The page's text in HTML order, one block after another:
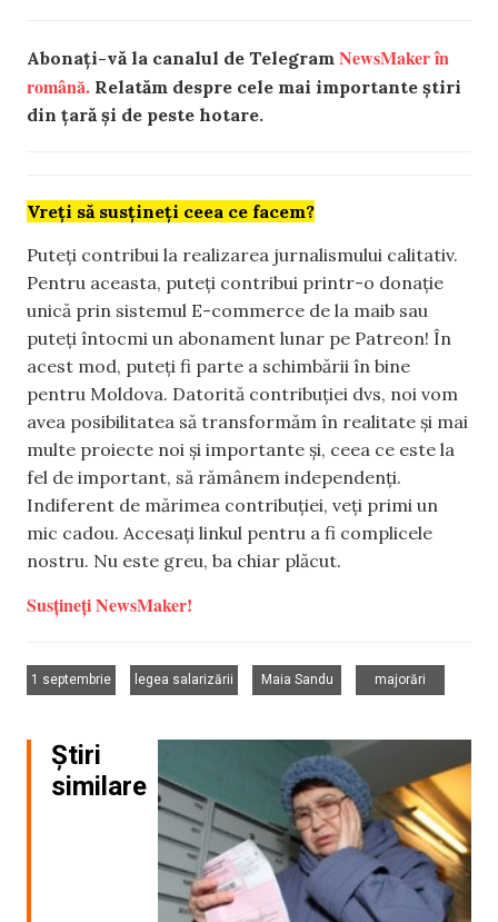
Abonați-vă la canalul de Telegram NewsMaker în
română. Relatăm despre cele mai importante știri
din țară și de peste hotare.
Vreți să susțineți ceea ce facem?
Puteți contribui la realizarea jurnalismului calitativ.
Pentru aceasta, puteți contribui printr-o donație
unică prin sistemul E-commerce de la maib sau
puteți întocmi un abonament lunar pe Patreon! În
acest mod, puteți fi parte a schimbării în bine
pentru Moldova. Datorită contribuției dvs, noi vom
avea posibilitatea să transformăm în realitate și mai
multe proiecte noi și importante și, ceea ce este la
fel de important, să rămânem independenți.
Indiferent de mărimea contribuției, veți primi un
mic cadou. Accesați linkul pentru a fi complicele
nostru. Nu este greu, ba chiar plăcut.
Susțineți NewsMaker!
1 septembrie
legea salarizării
Maia Sandu
majorări
Știri
similare